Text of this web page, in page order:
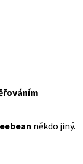
někdo jiný.